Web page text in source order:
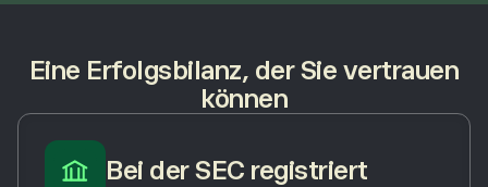
Eine Erfolgsbilanz, der Sie vertrauen
können
Bei der SEC registriert